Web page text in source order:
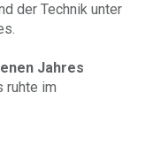
der Technik unter
Jahres
ruhte im